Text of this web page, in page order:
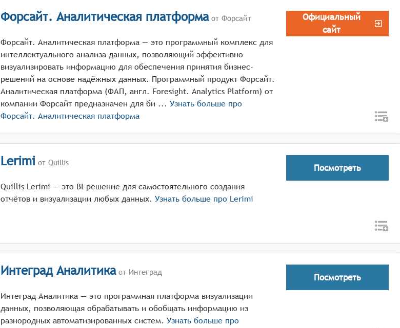
Форсайт. Аналитическая платформаот Форсайт
Форсайт. Аналитическая платформа — это программный комплекс для
интеллектуального анализа данных, позволяющий эффективно
визуализировать информацию для обеспечения принятия бизнес-
решений на основе надёжных данных. Программный продукт Форсайт.
Аналитическая платформа (ФАП, англ. Foresight. Analytics Platform) от
компании Форсайт предназначен для би ... Узнать больше про
Форсайт. Аналитическая платформа
Официальный
сайт
Lerimi от Quillis
Quillis Lerimi — это BI-решение для самостоятельного создания
отчётов и визуализации любых данных. Узнать больше про Lerimi
Посмотреть
Интеград Аналитикаот Интеград
Интеград Аналитика — это программная платформа визуализации
данных, позволяющая обрабатывать и обобщать информацию из
разнородных автоматизированных систем. Узнать больше про
Посмотреть